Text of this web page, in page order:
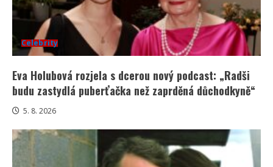
Celebrity
Eva Holubová rozjela s dcerou nový podcast: „Radši
budu zastydlá puberťačka než zaprděná důchodkyně“
5. 8. 2026